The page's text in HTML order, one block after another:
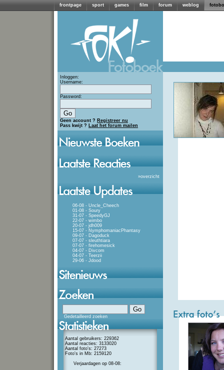
frontpage sport games film forum weblog
Inloggen:
Username:
Password:
Geen account ? Registreer nu
Pass kwijt ? Laat het forum mailen
»overzicht
06-08 - Uncle_Cheech
01-08 - Soury
31-07 - SpeedyGJ
22-07 - wimbo
20-07 - jdh009
15-07 - NymphomaniacPhantasy
09-07 - Dagoduck
07-07 - sleuthtiara
07-07 - firehomesick
04-07 - Divcom
04-07 - Teerzii
29-06 - Jdood
Gedetailleerd zoeken
Aantal gebruikers: 229362
Aantal reacties: 3133020
Aantal foto's: 27273
Foto's in Mb: 2159120
Verjaardagen op 08-08: